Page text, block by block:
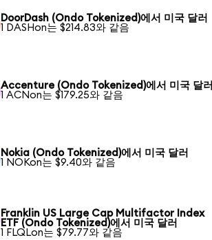
DoorDash (Ondo Tokenized)에서 미국 달러
1 DASHon는 $214.83와 같음
Accenture (Ondo Tokenized)에서 미국 달러
1 ACNon는 $179.25와 같음
Nokia (Ondo Tokenized)에서 미국 달러
1 NOKon는 $9.40와 같음
Franklin US Large Cap Multifactor Index
ETF (Ondo Tokenized)에서 미국 달러
1 FLQLon는 $79.77와 같음